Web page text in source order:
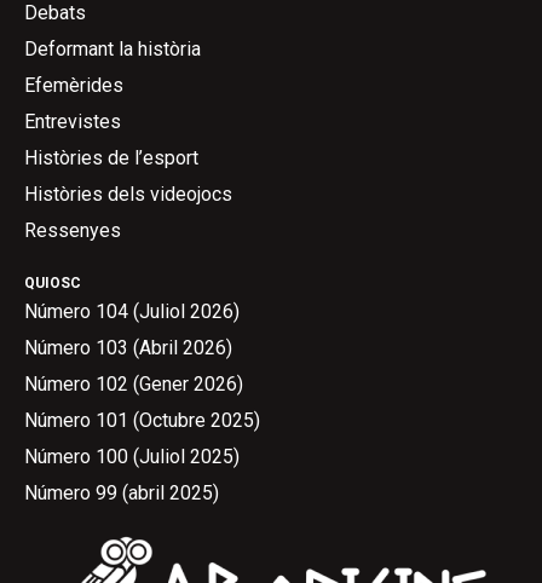
QUIOSC
Número 104 (Juliol 2026)
Número 103 (Abril 2026)
Número 102 (Gener 2026)
Número 101 (Octubre 2025)
Número 100 (Juliol 2025)
Número 99 (abril 2025)
Debats
Deformant la història
Efemèrides
Entrevistes
Històries de l’esport
Històries dels videojocs
Ressenyes